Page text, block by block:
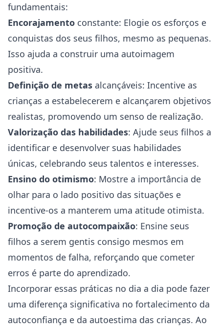
fundamentais:
Encorajamento constante: Elogie os esforços e
conquistas dos seus filhos, mesmo as pequenas.
Isso ajuda a construir uma autoimagem
positiva.
Definição de metas alcançáveis: Incentive as
crianças a estabelecerem e alcançarem objetivos
realistas, promovendo um senso de realização.
Valorização das habilidades: Ajude seus filhos a
identificar e desenvolver suas habilidades
únicas, celebrando seus talentos e interesses.
Ensino do otimismo: Mostre a importância de
olhar para o lado positivo das situações e
incentive-os a manterem uma atitude otimista.
Promoção de autocompaixão: Ensine seus
filhos a serem gentis consigo mesmos em
momentos de falha, reforçando que cometer
erros é parte do aprendizado.
Incorporar essas práticas no dia a dia pode fazer
uma diferença significativa no fortalecimento da
autoconfiança e da autoestima das crianças. Ao